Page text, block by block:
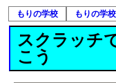
もりの学校 もりの学
スクラッチ
こう